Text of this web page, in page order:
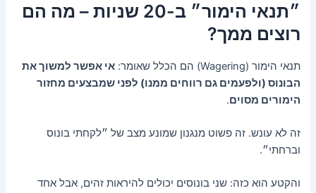
״תנאי הימור״ ב-20 שניות – מה הם
רוצים ממך?
תנאי הימור (Wagering) הם הכלל שאומר:
אי אפשר למשוך את
הבונוס (ולפעמים גם רווחים ממנו) לפני שמבצעים מחזור
הימורים מסוים.
זה לא עונש. זה פשוט מנגנון שמונע מצב של ״לקחתי בונוס
וברחתי״.
והקטע הוא כזה: שני בונוסים יכולים להיראות זהים, אבל אחד